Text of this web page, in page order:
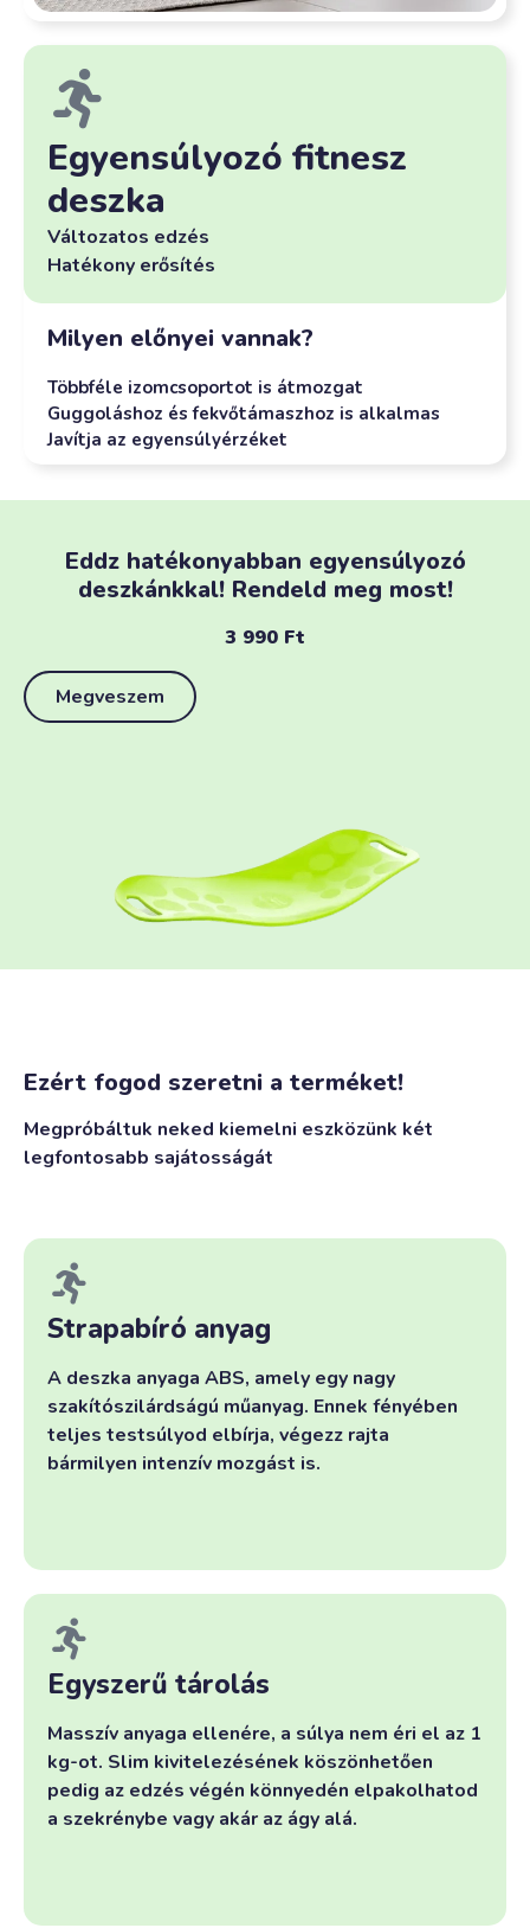
Egyensúlyozó fitnesz
deszka
Változatos edzés
Hatékony erősítés
Milyen előnyei vannak?
Többféle izomcsoportot is átmozgat
Guggoláshoz és fekvőtámaszhoz is alkalmas
Javítja az egyensúlyérzéket
Eddz hatékonyabban egyensúlyozó
deszkánkkal! Rendeld meg most!
3 990 Ft
Megveszem
Ezért fogod szeretni a terméket!
Megpróbáltuk neked kiemelni eszközünk két
legfontosabb sajátosságát
Strapabíró anyag
A deszka anyaga ABS, amely egy nagy
szakítószilárdságú műanyag. Ennek fényében
teljes testsúlyod elbírja, végezz rajta
bármilyen intenzív mozgást is.
Egyszerű tárolás
Masszív anyaga ellenére, a súlya nem éri el az 1
kg-ot. Slim kivitelezésének köszönhetően
pedig az edzés végén könnyedén elpakolhatod
a szekrénybe vagy akár az ágy alá.